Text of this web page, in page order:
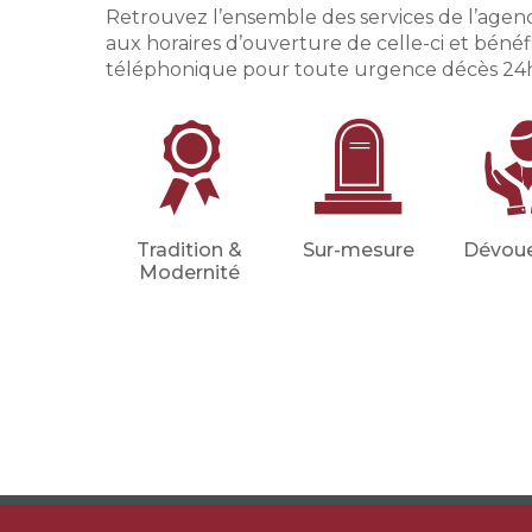
Le monument funéraire
Retrouvez l’ensemble des services de
aux horaires d’ouverture de celle-ci et
téléphonique pour toute urgence décès
Tradition &
Modernité
Sur-mesure